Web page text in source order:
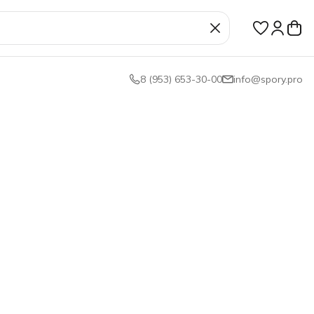
8 (953) 653-30-00 info@spory.pro